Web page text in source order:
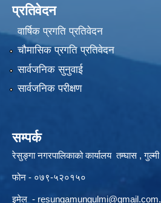
प्रतिवेदन
वार्षिक प्रगति प्रतिवेदन
चौमासिक प्रगति प्रतिवेदन
सार्वजनिक सुनुवाई
सार्वजनिक परीक्षण
सम्पर्क
रेसुङ्गा नगरपालिकाको कार्यालय तम्घास , गुल्मी
फोन - ०७९-५२०१५०
इमेल - resungamungulmi@gmail.com,